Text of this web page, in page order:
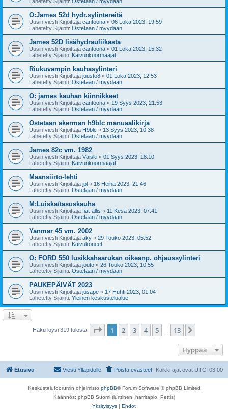
O:James 52d hydr.sylintereitä
Uusin viesti Kirjoittaja cantoona « 06 Loka 2023, 19:59
Lähetetty Sijainti: Ostetaan / myydään
James 52D lisähydrauliikasta
Uusin viesti Kirjoittaja cantoona « 01 Loka 2023, 15:32
Lähetetty Sijainti: Kaivurikuormaajat
Riukuvampin kauhasylinteri
Uusin viesti Kirjoittaja juusto8 « 01 Loka 2023, 12:53
Lähetetty Sijainti: Ostetaan / myydään
O: james kauhan kiinnikkeet
Uusin viesti Kirjoittaja cantoona « 19 Syys 2023, 21:53
Lähetetty Sijainti: Ostetaan / myydään
Ostetaan åkerman h9blc manuaalikirja
Uusin viesti Kirjoittaja H9blc « 13 Syys 2023, 10:38
Lähetetty Sijainti: Ostetaan / myydään
James 82c vm. 1982
Uusin viesti Kirjoittaja Väiski « 01 Syys 2023, 18:10
Lähetetty Sijainti: Kaivurikuormaajat
Maansiirto-lehti
Uusin viesti Kirjoittaja jpl « 16 Heinä 2023, 21:46
Lähetetty Sijainti: Ostetaan / myydään
M:Luiska/tasuskauha
Uusin viesti Kirjoittaja fiat-allis « 11 Kesä 2023, 07:41
Lähetetty Sijainti: Ostetaan / myydään
Yanmar 45 vm. 2002
Uusin viesti Kirjoittaja aky « 29 Touko 2023, 05:52
Lähetetty Sijainti: Kaivukoneet
O: FORD 550 lusikkahaarukan oikeanp. ohjaussylinteri
Uusin viesti Kirjoittaja jouto « 26 Touko 2023, 10:55
Lähetetty Sijainti: Ostetaan / myydään
PAUKEPÄIVÄT 2023
Uusin viesti Kirjoittaja jusape « 17 Huhti 2023, 01:04
Lähetetty Sijainti: Yleinen keskustelualue
Haku löysi 319 tulosta Sivu /13
1 2 3 4 5 13
Hyppää
Etusivu Kaikki ajat ovat UTC+03:00
Poista evästeet
Viesti Ylläpidolle
Keskustelufoorumin ohjelmisto phpBB® Forum Software © phpBB Limited
Käännös: phpBB Suomi (lurttinen, harritapio, Pettis)
Yksityisyys | Ehdot